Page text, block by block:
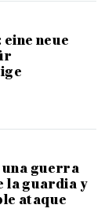
neue
una guerra
la guardia y
ataque